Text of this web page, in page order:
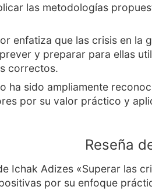
las metodologías
enfatiza que las crisis en la
y preparar para ellas
correctos.
ha sido ampliamente
por su valor práctico y
Reseña
Ichak Adizes «Superar las
por su enfoque